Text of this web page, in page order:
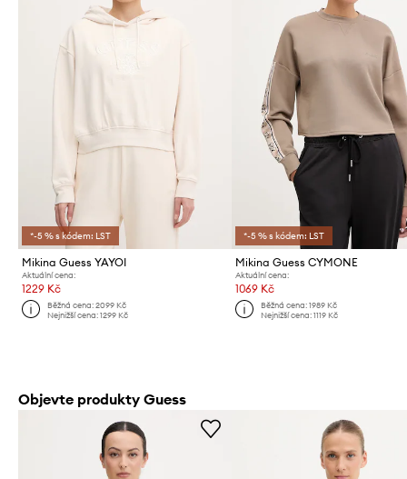
*-5 % s kódem: LST
Mikina Guess YAYOI
Aktuální cena:
1229 Kč
Běžná cena:2099 Kč
Nejnižší cena:1299 Kč
*-5 % s kódem: LST
Mikina Guess CYMONE
Aktuální cena:
1069 Kč
Běžná cena: 1989 Kč
Nejnižší cena: 1119 Kč
Objevte produkty Guess